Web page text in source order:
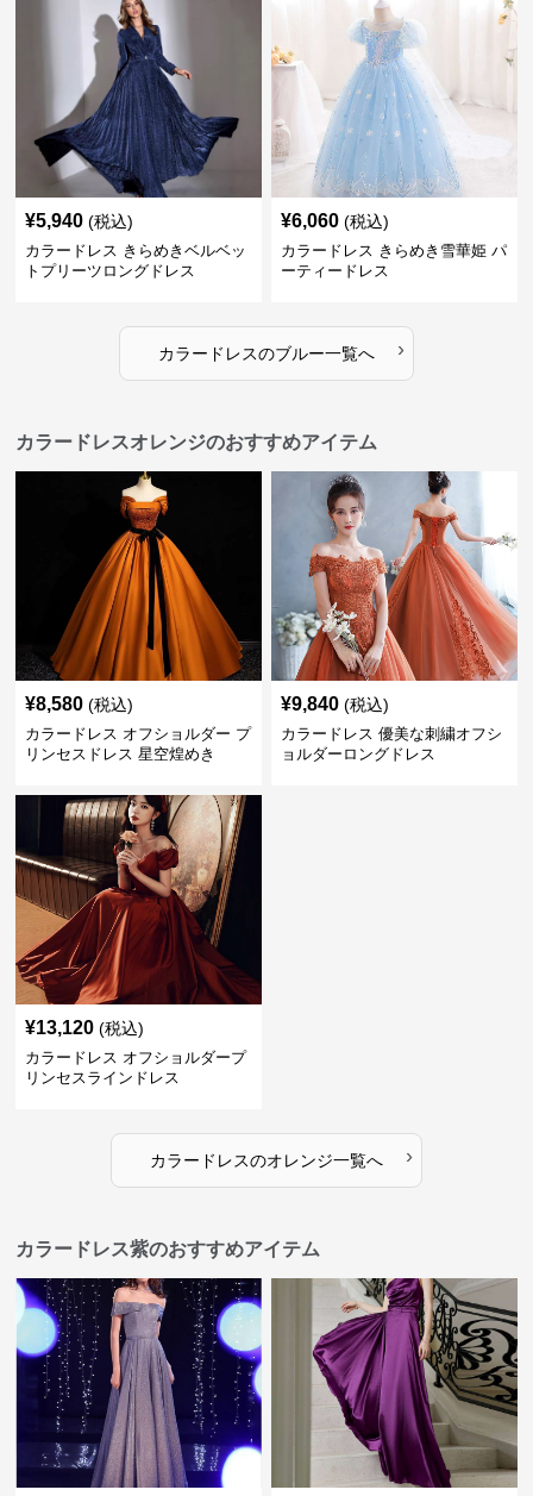
¥5,940 (税込)
カラードレス きらめきベルベッ
トプリーツロングドレス
¥6,060 (税込)
カラードレス きらめき雪華姫 パ
ーティードレス
カラードレスのブルー一覧へ ›
カラードレスオレンジのおすすめアイテム
¥8,580 (税込)
カラードレス オフショルダー プ
リンセスドレス 星空煌めき
¥9,840 (税込)
カラードレス 優美な刺繍オフシ
ョルダーロングドレス
¥13,120 (税込)
カラードレス オフショルダープ
リンセスラインドレス
カラードレスのオレンジ一覧へ ›
カラードレス紫のおすすめアイテム